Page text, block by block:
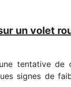
un volet
tentative de
signes de